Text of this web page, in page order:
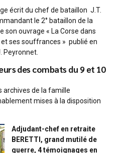
écrit du chef de bataillon J.T.
le 2° bataillon de la
son ouvrage « La Corse dans
ses souffrances » publié en
Peyronnet.
des combats du 9 et 10
archives de la famille
mises à la disposition
Adjudant-chef en retraite
BERETTI, grand mutilé de
guerre, 4 témoignages en